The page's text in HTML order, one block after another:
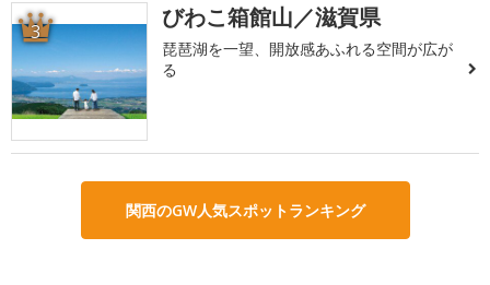
3 びわこ箱館山／滋賀県
琵琶湖を一望、開放感あふれる空間が広が
る
関西のGW人気スポットランキング